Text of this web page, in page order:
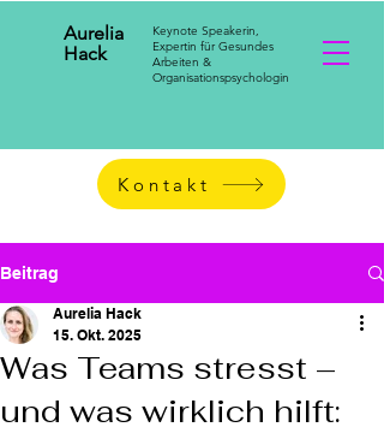
Aurelia
Hack
Keynote Speakerin,
Expertin für Gesundes
Arbeiten &
Organisationspsychologin
Kontakt
Beitrag
Was Teams stresst –
und was wirklich hilft:
Aurelia Hack
15. Okt. 2025